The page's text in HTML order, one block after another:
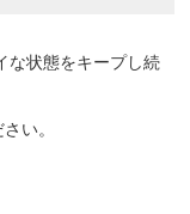
な状態をキープし続
い。